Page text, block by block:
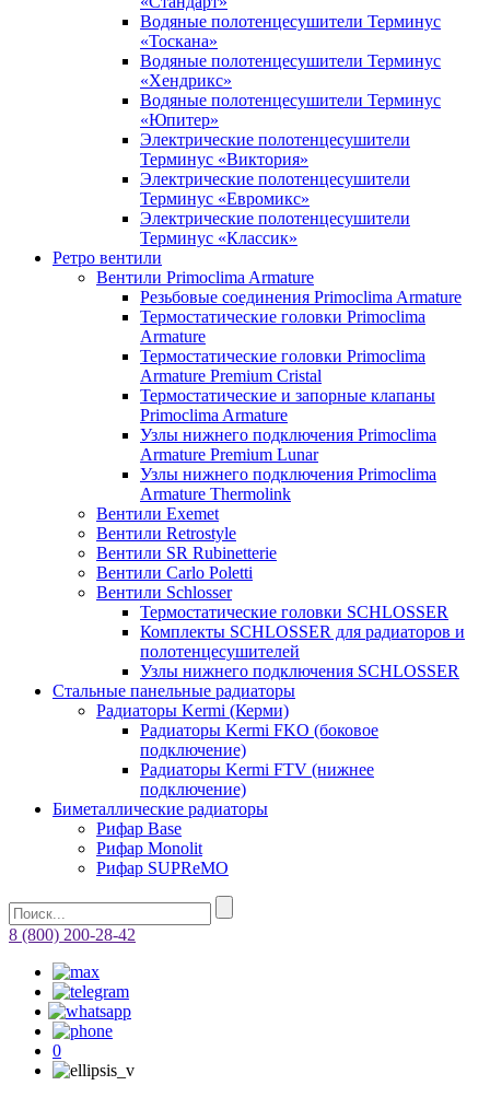
Водяные полотенцесушители Терминус
«Тоскана»
Водяные полотенцесушители Терминус
«Хендрикс»
Водяные полотенцесушители Терминус
«Юпитер»
Электрические полотенцесушители
Терминус «Виктория»
Электрические полотенцесушители
Терминус «Евромикс»
Электрические полотенцесушители
Терминус «Классик»
Ретро вентили
Вентили Primoclima Armature
Резьбовые соединения Primoclima Armature
Термостатические головки Primoclima
Armature
Термостатические головки Primoclima
Armature Premium Cristal
Термостатические и запорные клапаны
Primoclima Armature
Узлы нижнего подключения Primoclima
Armature Premium Lunar
Узлы нижнего подключения Primoclima
Armature Thermolink
Вентили Exemet
Вентили Retrostyle
Вентили SR Rubinetterie
Вентили Carlo Poletti
Вентили Schlosser
Термостатические головки SCHLOSSER
Комплекты SCHLOSSER для радиаторов и
полотенцесушителей
Узлы нижнего подключения SCHLOSSER
Стальные панельные радиаторы
Радиаторы Kermi (Керми)
Радиаторы Kermi FKO (боковое
подключение)
Радиаторы Kermi FTV (нижнее
подключение)
Биметаллические радиаторы
Рифар Base
Рифар Monolit
Рифар SUPReMO
8 (800) 200-28-42
0